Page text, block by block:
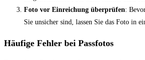
Foto vor Einreichung überprüfen:
Sie unsicher sind, lassen Sie das Foto in
Häufige Fehler bei Passfotos